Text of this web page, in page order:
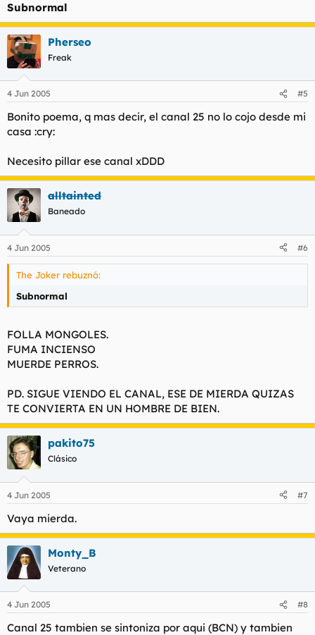
TIEMPO MEJOR EN HACERTE
PAJAS Y BAJAR PORNOGRAFIA.
Subnormal
Pherseo
Freak
4 Jun 2005 #5
Bonito poema, q mas decir, el canal 25 no lo cojo desde mi
casa :cry:
Necesito pillar ese canal xDDD
alltainted
Baneado
4 Jun 2005 #6
The Joker rebuznó:
Subnormal
FOLLA MONGOLES.
FUMA INCIENSO
MUERDE PERROS.
PD. SIGUE VIENDO EL CANAL, ESE DE MIERDA QUIZAS
TE CONVIERTA EN UN HOMBRE DE BIEN.
pakito75
Clásico
4 Jun 2005 #7
Vaya mierda.
Monty_B
Veterano
4 Jun 2005 #8
Canal 25 tambien se sintoniza por aqui (BCN) y tambien